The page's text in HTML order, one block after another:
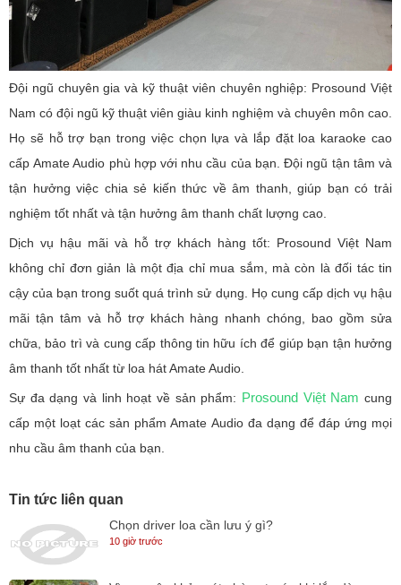
Đội ngũ chuyên gia và kỹ thuật viên chuyên nghiệp: Prosound Việt
Nam có đội ngũ kỹ thuật viên giàu kinh nghiệm và chuyên môn cao.
Họ sẽ hỗ trợ bạn trong việc chọn lựa và lắp đặt loa karaoke cao
cấp Amate Audio phù hợp với nhu cầu của bạn. Đội ngũ tận tâm và
tận hưởng việc chia sẻ kiến thức về âm thanh, giúp bạn có trải
nghiệm tốt nhất và tận hưởng âm thanh chất lượng cao.
Dịch vụ hậu mãi và hỗ trợ khách hàng tốt: Prosound Việt Nam
không chỉ đơn giản là một địa chỉ mua sắm, mà còn là đối tác tin
cậy của bạn trong suốt quá trình sử dụng. Họ cung cấp dịch vụ hậu
mãi tận tâm và hỗ trợ khách hàng nhanh chóng, bao gồm sửa
chữa, bảo trì và cung cấp thông tin hữu ích để giúp bạn tận hưởng
âm thanh tốt nhất từ loa hát Amate Audio.
Sự đa dạng và linh hoạt về sản phẩm: Prosound Việt Nam cung
cấp một loạt các sản phẩm Amate Audio đa dạng để đáp ứng mọi
nhu cầu âm thanh của bạn.
Tin tức liên quan
Chọn driver loa cần lưu ý gì?
10 giờ trước